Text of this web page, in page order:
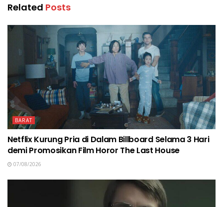
Related Posts
BARAT
Netflix Kurung Pria di Dalam Billboard Selama 3 Hari
demi Promosikan Film Horor The Last House
07/08/2026